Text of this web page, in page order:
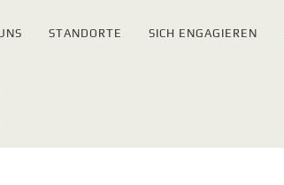
STANDORTE SICH ENGAGIEREN